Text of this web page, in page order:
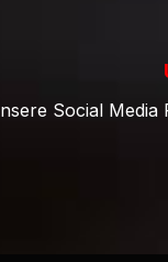
Social Media